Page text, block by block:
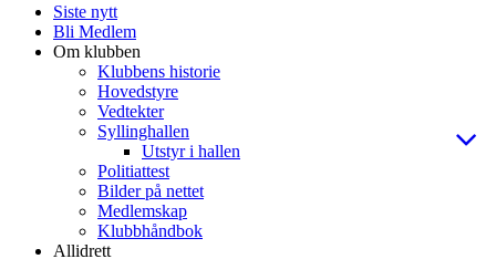
Siste nytt
Bli Medlem
Om klubben
Klubbens historie
Hovedstyre
Vedtekter
Syllinghallen
Utstyr i hallen
Politiattest
Bilder på nettet
Medlemskap
Klubbhåndbok
Allidrett